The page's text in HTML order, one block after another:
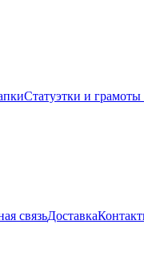
Статуэтки и грамоты
связьДоставка